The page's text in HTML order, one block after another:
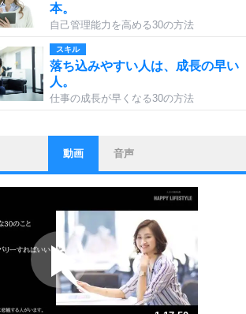
本。
自己管理能力を高める30の方法
スキル
落ち込みやすい人は、成長の早い
人。
仕事の成長が早くなる30の方法
ストレス対策
他人と比べない。
いっそのこと、他人を見ない。
プラス思考
ポジティブになれない原因は、行動
しないから。
ポジティブ思考になる30の方法
ストレス対策
動画 音声